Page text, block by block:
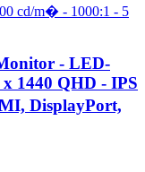
- LED-
1440 QHD - IPS
DisplayPort,